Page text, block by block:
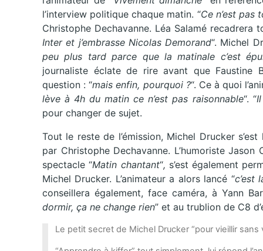
l’interview politique chaque matin. “Ce n’est pas
Christophe Dechavanne. Léa Salamé recadrera
Inter et j’embrasse Nicolas Demorand“. Michel
peu plus tard parce que la matinale c’est
journaliste éclate de rire avant que
question : “mais enfin, pourquoi ?“. Ce à quoi
lève à 4h du matin ce n’est pas raisonnable“. “
pour changer de sujet.
Tout le reste de l’émission, Michel Drucker
par Christophe Dechavanne. L’humoriste
spectacle “Matin chantant“, s’est également
Michel Drucker. L’animateur a alors lancé “c’est
conseillera également, face caméra, à Yann
dormir, ça ne change rien” et au trublion de C8
Le petit secret de Michel Drucker “pour vieillir